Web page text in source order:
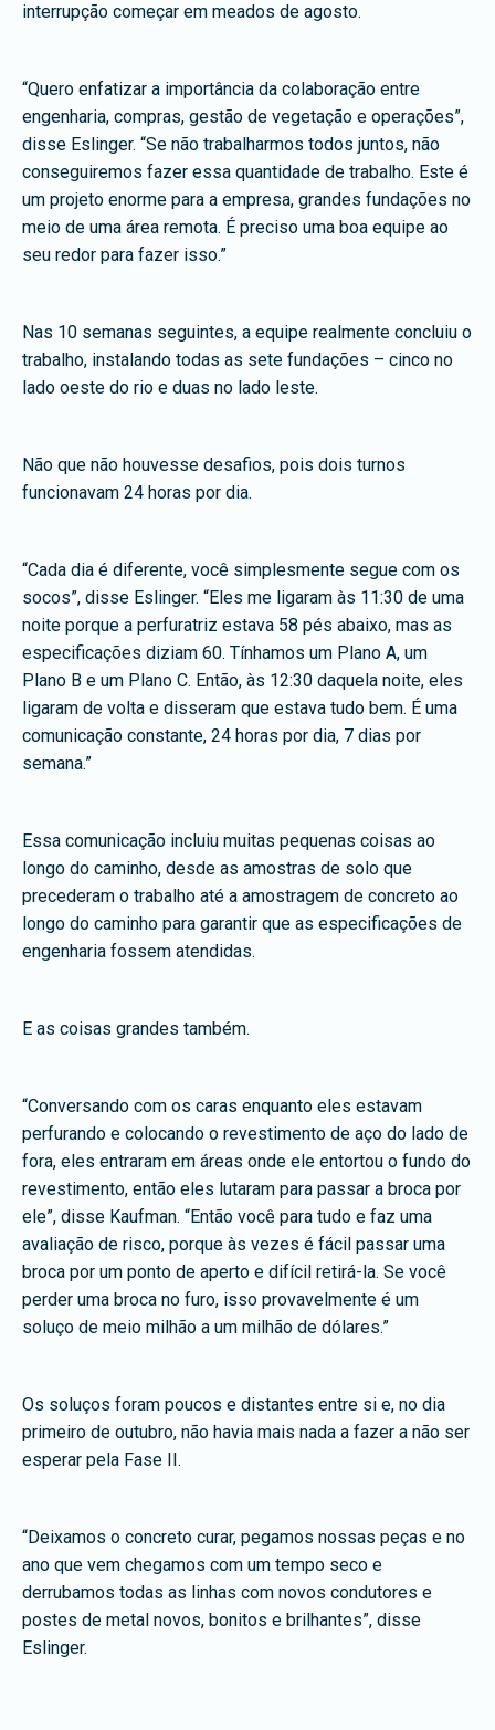
interrupção começar em meados de agosto.
“Quero enfatizar a importância da colaboração entre
engenharia, compras, gestão de vegetação e operações”,
disse Eslinger. “Se não trabalharmos todos juntos, não
conseguiremos fazer essa quantidade de trabalho. Este é
um projeto enorme para a empresa, grandes fundações no
meio de uma área remota. É preciso uma boa equipe ao
seu redor para fazer isso.”
Nas 10 semanas seguintes, a equipe realmente concluiu o
trabalho, instalando todas as sete fundações – cinco no
lado oeste do rio e duas no lado leste.
Não que não houvesse desafios, pois dois turnos
funcionavam 24 horas por dia.
“Cada dia é diferente, você simplesmente segue com os
socos”, disse Eslinger. “Eles me ligaram às 11:30 de uma
noite porque a perfuratriz estava 58 pés abaixo, mas as
especificações diziam 60. Tínhamos um Plano A, um
Plano B e um Plano C. Então, às 12:30 daquela noite, eles
ligaram de volta e disseram que estava tudo bem. É uma
comunicação constante, 24 horas por dia, 7 dias por
semana.”
Essa comunicação incluiu muitas pequenas coisas ao
longo do caminho, desde as amostras de solo que
precederam o trabalho até a amostragem de concreto ao
longo do caminho para garantir que as especificações de
engenharia fossem atendidas.
E as coisas grandes também.
“Conversando com os caras enquanto eles estavam
perfurando e colocando o revestimento de aço do lado de
fora, eles entraram em áreas onde ele entortou o fundo do
revestimento, então eles lutaram para passar a broca por
ele”, disse Kaufman. “Então você para tudo e faz uma
avaliação de risco, porque às vezes é fácil passar uma
broca por um ponto de aperto e difícil retirá-la. Se você
perder uma broca no furo, isso provavelmente é um
soluço de meio milhão a um milhão de dólares.”
Os soluços foram poucos e distantes entre si e, no dia
primeiro de outubro, não havia mais nada a fazer a não ser
esperar pela Fase II.
“Deixamos o concreto curar, pegamos nossas peças e no
ano que vem chegamos com um tempo seco e
derrubamos todas as linhas com novos condutores e
postes de metal novos, bonitos e brilhantes”, disse
Eslinger.